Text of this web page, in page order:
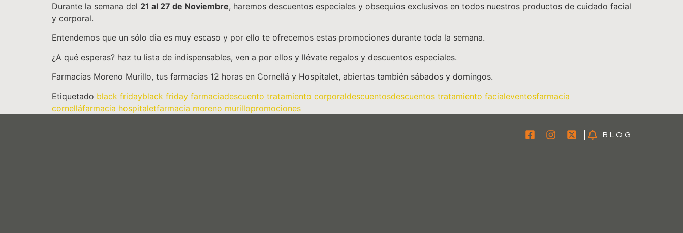
Durante la semana del 21 al 27 de Noviembre, haremos descuentos especiales y obsequios exclusivos en todos nuestros productos de cuidado facial
y corporal.
Entendemos que un sólo dia es muy escaso y por ello te ofrecemos estas promociones durante toda la semana.
¿A qué esperas? haz tu lista de indispensables, ven a por ellos y llévate regalos y descuentos especiales.
Farmacias Moreno Murillo, tus farmacias 12 horas en Cornellá y Hospitalet, abiertas también sábados y domingos.
Etiquetado black fridayblack friday farmaciadescuento tratamiento corporaldescuentosdescuentos tratamiento facialeventosfarmacia
cornelláfarmacia hospitaletfarmacia moreno murillopromociones
BLOG